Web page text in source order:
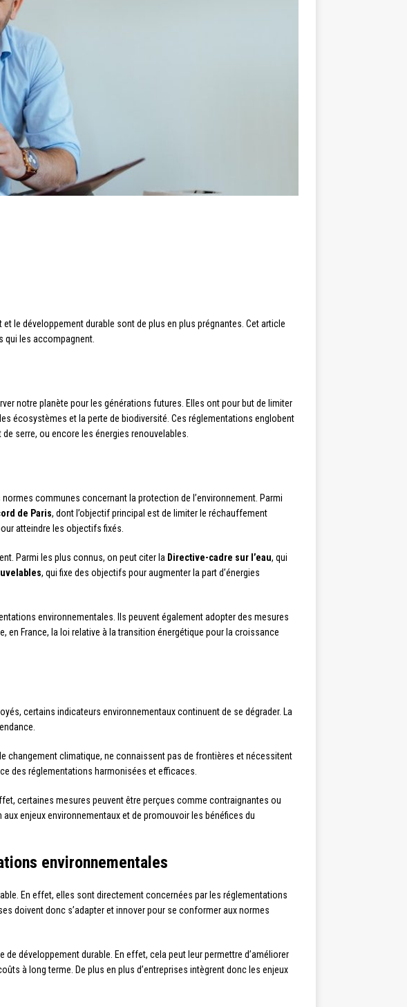
le développement durable sont de plus en plus prégnantes. Cet article
qui les accompagnent.
notre planète pour les générations futures. Elles ont pour but de limiter
écosystèmes et la perte de biodiversité. Ces réglementations englobent
serre, ou encore les énergies renouvelables.
communes concernant la protection de l’environnement. Parmi
de Paris, dont l’objectif principal est de limiter le réchauffement
atteindre les objectifs fixés.
Parmi les plus connus, on peut citer la Directive-cadre sur l’eau, qui
, qui fixe des objectifs pour augmenter la part d’énergies
environnementales. Ils peuvent également adopter des mesures
en France, la loi relative à la transition énergétique pour la croissance
certains indicateurs environnementaux continuent de se dégrader. La
changement climatique, ne connaissent pas de frontières et nécessitent
des réglementations harmonisées et efficaces.
certaines mesures peuvent être perçues comme contraignantes ou
enjeux environnementaux et de promouvoir les bénéfices du
environnementales
En effet, elles sont directement concernées par les réglementations
doivent donc s’adapter et innover pour se conformer aux normes
développement durable. En effet, cela peut leur permettre d’améliorer
à long terme. De plus en plus d’entreprises intègrent donc les enjeux